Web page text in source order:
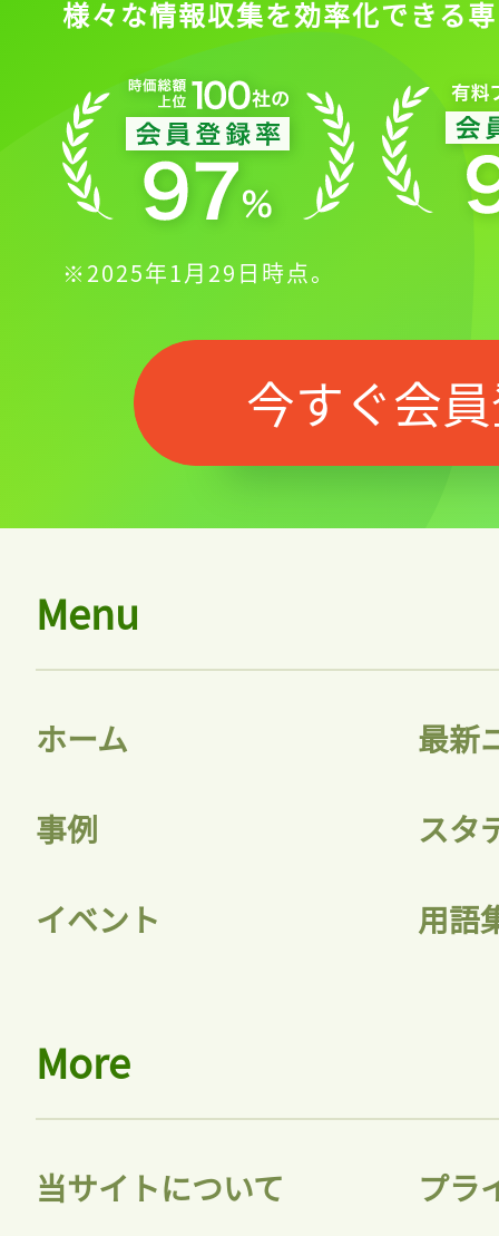
ログインが必
会員登録
様々な情報収集を効率化できる
※2025年1月29日時点。
今すぐ会
Menu
ホーム 最新
事例 スタ
イベント 用語
More
当サイトについて プラ